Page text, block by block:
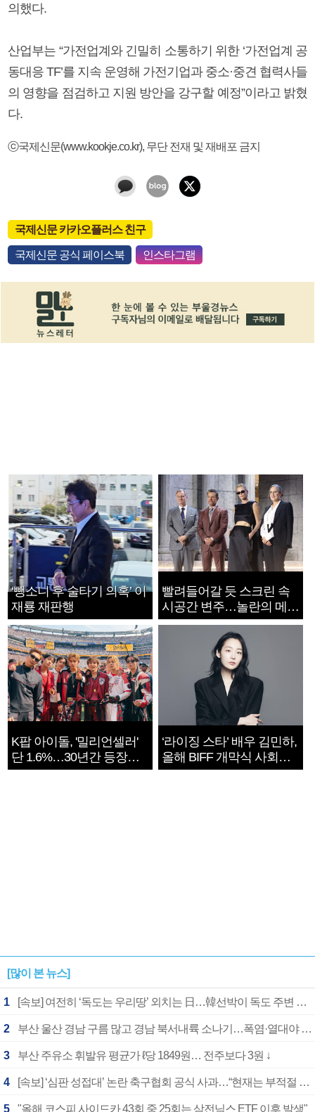
의했다.
산업부는 “가전업계와 긴밀히 소통하기 위한 ‘가전업계 공
동대응 TF’를 지속 운영해 가전기업과 중소·중견 협력사들
의 영향을 점검하고 지원 방안을 강구할 예정”이라고 밝혔
다.
ⓒ국제신문(www.kookje.co.kr), 무단 전재 및 재배포 금지
국제신문 카카오플러스 친구
국제신문 공식 페이스북 인스타그램
‘뺑소니 후 술타기 의혹’ 이
재룡 재판행
빨려들어갈 듯 스크린 속
시공간 변주…놀란의 메시
지는 ‘전쟁 속죄’
K팝 아이돌, '밀리언셀러'
단 1.6%…30년간 등장
1182개팀 전수조사
‘라이징 스타’ 배우 김민하,
올해 BIFF 개막식 사회자
확정
[많이 본 뉴스]
1 [속보] 여전히 ‘독도는 우리땅’ 외치는 日…韓선박이 독도 주변 해양조사 활동하자 반발
2 부산 울산 경남 구름 많고 경남 북서내륙 소나기…폭염·열대야 계속
3 부산 주유소 휘발유 평균가 ℓ당 1849원… 전주보다 3원 ↓
4 [속보] ‘심판 성접대’ 논란 축구협회 공식 사과…“현재는 부적절 행위 없어”
5 "올해 코스피 사이드카 43회 중 25회는 삼전닉스 ETF 이후 발생"